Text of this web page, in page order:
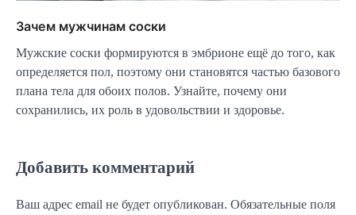
Зачем мужчинам соски
Мужские соски формируются в эмбрионе ещё до того, как
определяется пол, поэтому они становятся частью базового
плана тела для обоих полов. Узнайте, почему они
сохранились, их роль в удовольствии и здоровье.
Добавить комментарий
Ваш адрес email не будет опубликован. Обязательные поля